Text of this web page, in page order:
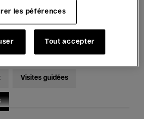
Kids’ Palace
Visites guidées
les péférences
Tout accepter